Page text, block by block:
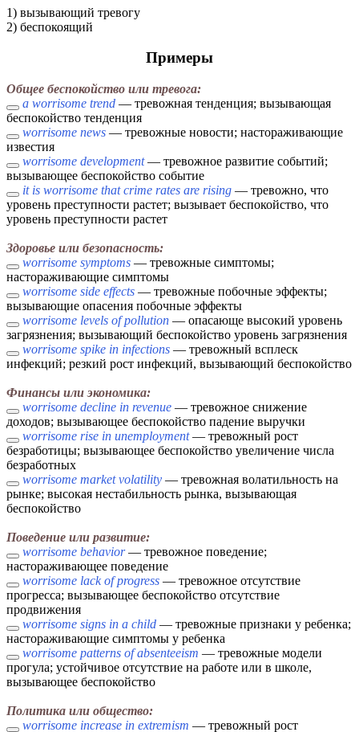
1) вызывающий тревогу
2) беспокоящий
Примеры
Общее беспокойство или тревога:
a worrisome trend — тревожная тенденция; вызывающая
беспокойство тенденция
worrisome news — тревожные новости; настораживающие
известия
worrisome development— тревожное развитие событий;
вызывающее беспокойство событие
it is worrisome that crime rates are rising — тревожно, что
уровень преступности растет; вызывает беспокойство, что
уровень преступности растет
Здоровье или безопасность:
worrisome symptoms — тревожные симптомы;
настораживающие симптомы
worrisome side effects — тревожные побочные эффекты;
вызывающие опасения побочные эффекты
worrisome levels of pollution — опасающе высокий уровень
загрязнения; вызывающий беспокойство уровень загрязнения
worrisome spike in infections — тревожный всплеск
инфекций; резкий рост инфекций, вызывающий беспокойство
Финансы или экономика:
worrisome decline in revenue — тревожное снижение
доходов; вызывающее беспокойство падение выручки
worrisome rise in unemployment— тревожный рост
безработицы; вызывающее беспокойство увеличение числа
безработных
worrisome market volatility — тревожная волатильность на
рынке; высокая нестабильность рынка, вызывающая
беспокойство
Поведение или развитие:
worrisome behavior— тревожное поведение;
настораживающее поведение
worrisome lack of progress — тревожное отсутствие
прогресса; вызывающее беспокойство отсутствие
продвижения
worrisome signs in a child — тревожные признаки у ребенка;
настораживающие симптомы у ребенка
worrisome patterns of absenteeism — тревожные модели
прогула; устойчивое отсутствие на работе или в школе,
вызывающее беспокойство
Политика или общество:
worrisome increase in extremism — тревожный рост